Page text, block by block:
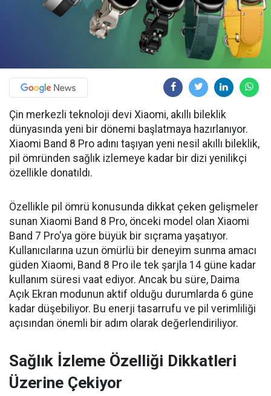
Çin merkezli teknoloji devi Xiaomi, akıllı bileklik
dünyasında yeni bir dönemi başlatmaya hazırlanıyor.
Xiaomi Band 8 Pro adını taşıyan yeni nesil akıllı bileklik,
pil ömründen sağlık izlemeye kadar bir dizi yenilikçi
özellikle donatıldı.
Özellikle pil ömrü konusunda dikkat çeken gelişmeler
sunan Xiaomi Band 8 Pro, önceki model olan Xiaomi
Band 7 Pro'ya göre büyük bir sıçrama yaşatıyor.
Kullanıcılarına uzun ömürlü bir deneyim sunma amacı
güden Xiaomi, Band 8 Pro ile tek şarjla 14 güne kadar
kullanım süresi vaat ediyor. Ancak bu süre, Daima
Açık Ekran modunun aktif olduğu durumlarda 6 güne
kadar düşebiliyor. Bu enerji tasarrufu ve pil verimliliği
açısından önemli bir adım olarak değerlendiriliyor.
Sağlık İzleme Özelliği Dikkatleri
Üzerine Çekiyor